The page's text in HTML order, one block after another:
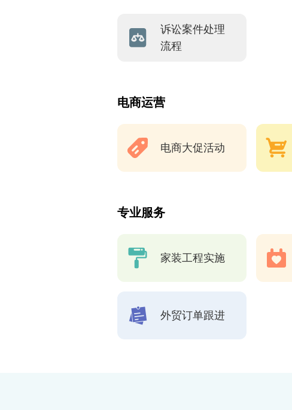
诉讼案件处理
流程
电商运营
电商大促活动
专业服务
家装工程实施
外贸订单跟进